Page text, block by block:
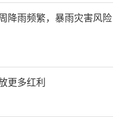
理优化这三大点对园
定编从最初的109
过IoT管理中心实现
看园区实时动态。
低200多万元。作
区样板项目，海尔
降雨频繁，暴雨灾害风险
更多红利